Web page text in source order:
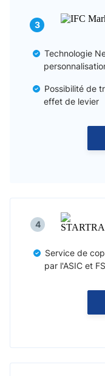
3
Technologie
Possibilité de
effet de levier
4
Service de
par l'ASIC et